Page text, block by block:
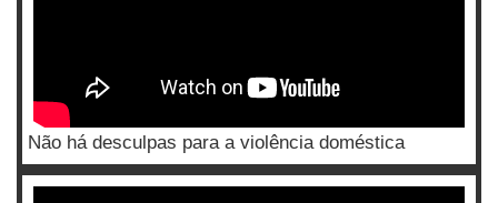
Não há desculpas para a violência doméstica